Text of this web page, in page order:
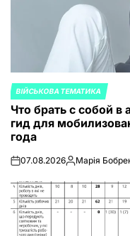
ОПУБЛИКОВАНО
В
ВІЙСЬКОВА ТЕМАТИКА
Что брать с собой
гид для
года
on07.08.2026Запись
Марія